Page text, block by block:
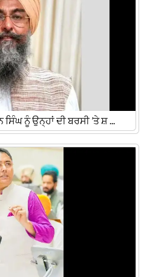
ਨੂੰ ਉਨ੍ਹਾਂ ਦੀ ਬਰਸੀ ’ਤੇ ਸ਼ ...